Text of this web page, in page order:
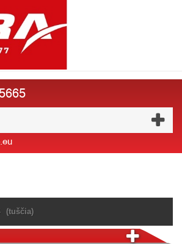
(tuščia)